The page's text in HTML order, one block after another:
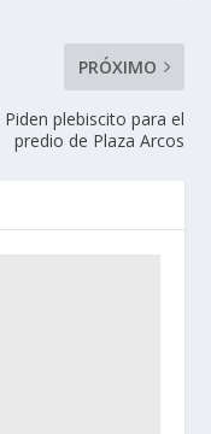
PRÓXIMO
Piden plebiscito para el
predio de Plaza Arcos